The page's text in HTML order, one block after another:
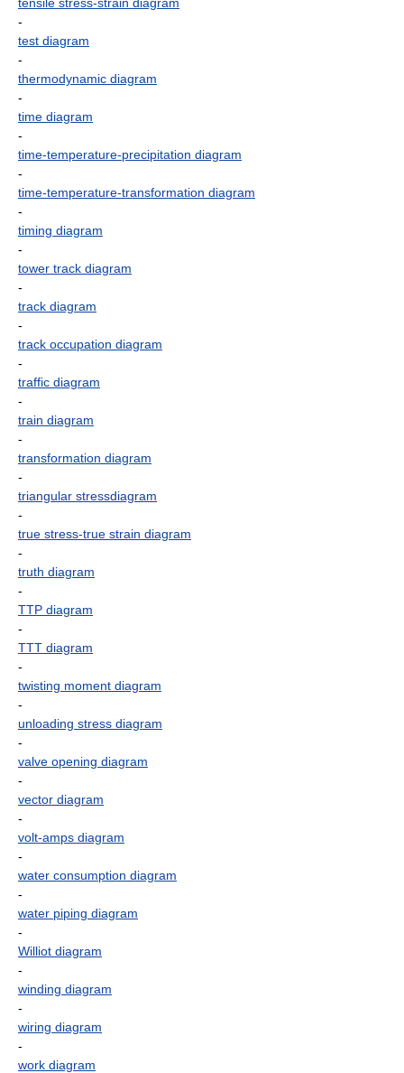
-
test diagram
-
thermodynamic diagram
-
time diagram
-
time-temperature-precipitation diagram
-
time-temperature-transformation diagram
-
timing diagram
-
tower track diagram
-
track diagram
-
track occupation diagram
-
traffic diagram
-
train diagram
-
transformation diagram
-
triangular stressdiagram
-
true stress-true strain diagram
-
truth diagram
-
TTP diagram
-
TTT diagram
-
twisting moment diagram
-
unloading stress diagram
-
valve opening diagram
-
vector diagram
-
volt-amps diagram
-
water consumption diagram
-
water piping diagram
-
Williot diagram
-
winding diagram
-
wiring diagram
-
work diagram